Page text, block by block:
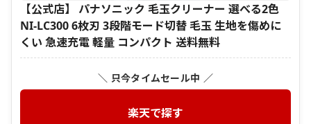
【公式店】 パナソニック 毛玉クリーナー 選べる2色
NI-LC300 6枚刃 3段階モード切替 毛玉 生地を傷めに
くい 急速充電 軽量 コンパクト 送料無料
＼ 只今タイムセール中 ／
楽天で探す